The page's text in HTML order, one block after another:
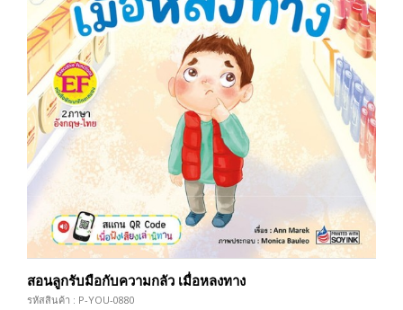
สอนลูกรับมือกับความกลัว เมื่อหลงทาง
รหัสสินค้า : P-YOU-0880